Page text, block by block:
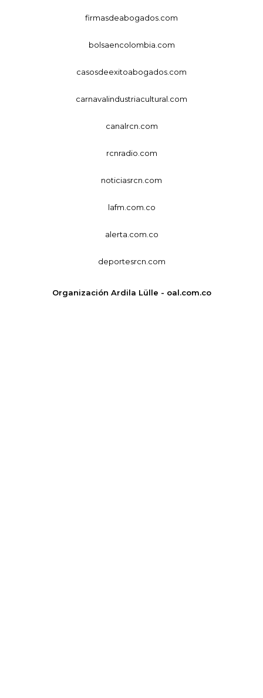
firmasdeabogados.com
bolsaencolombia.com
casosdeexitoabogados.com
carnavalindustriacultural.com
canalrcn.com
rcnradio.com
noticiasrcn.com
lafm.com.co
alerta.com.co
deportesrcn.com
Organización Ardila Lülle - oal.com.co